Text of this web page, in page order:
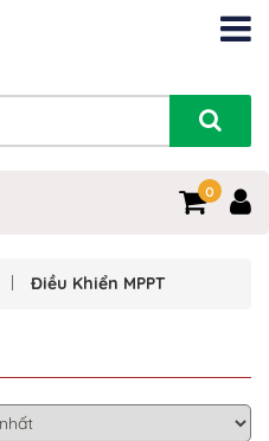
0
Điều Khiển MPPT